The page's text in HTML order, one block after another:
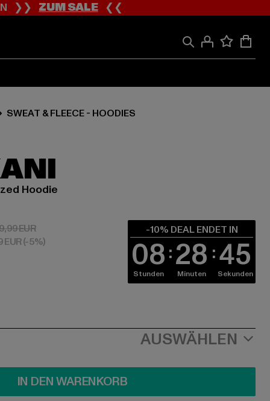
❯❯ZUM SALE❮❮
SWEAT & FLEECE - HOODIES
Hoodie
EUR
EURAktionspreis: 79,99 EUR
(-5%)
-10% DEAL ENDET IN
08
Stunden 28
Minuten 44
Sekunden
AUSWÄHLEN
IN DEN WARENKORB